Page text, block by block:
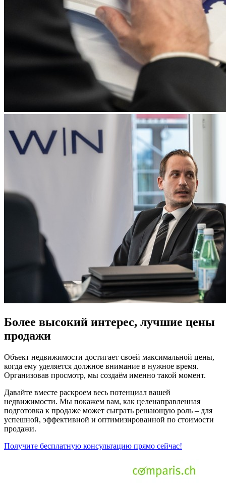
Более высокий интерес, лучшие цены
продажи
Объект недвижимости достигает своей максимальной цены,
когда ему уделяется должное внимание в нужное время.
Организовав просмотр, мы создаём именно такой момент.
Давайте вместе раскроем весь потенциал вашей
недвижимости. Мы покажем вам, как целенаправленная
подготовка к продаже может сыграть решающую роль – для
успешной, эффективной и оптимизированной по стоимости
продажи.
Получите бесплатную консультацию прямо сейчас!